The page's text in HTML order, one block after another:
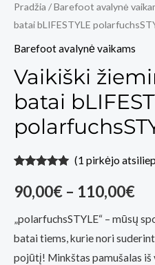
Pradžia /Barefoot avalynė
batai bLIFESTYLE
Barefoot avalynė vaikams
Vaikiški
batai
5.00 iš 5
(viso
(1 pirkėjo
90,00€ – 110,00€
„polarfuchsSTYLE“ – mūsų
batai tiems, kurie nori
pojūtį! Minkštas pamušalas iš